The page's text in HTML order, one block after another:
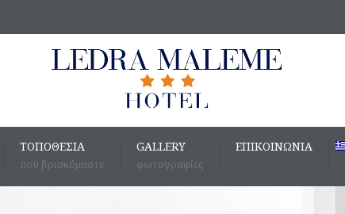
ΤΟΠΟΘΕΣΊΑ
πού βρισκόμαστε
GALLERY
φωτογραφίες
ΕΠΙΚΟΙΝΩΝΊΑ